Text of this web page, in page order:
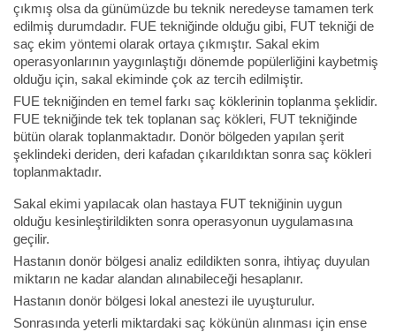
çıkmış olsa da günümüzde bu teknik neredeyse tamamen terk
edilmiş durumdadır. FUE tekniğinde olduğu gibi, FUT tekniği de
saç ekim yöntemi olarak ortaya çıkmıştır. Sakal ekim
operasyonlarının yaygınlaştığı dönemde popülerliğini kaybetmiş
olduğu için, sakal ekiminde çok az tercih edilmiştir.
FUE tekniğinden en temel farkı saç köklerinin toplanma şeklidir.
FUE tekniğinde tek tek toplanan saç kökleri, FUT tekniğinde
bütün olarak toplanmaktadır. Donör bölgeden yapılan şerit
şeklindeki deriden, deri kafadan çıkarıldıktan sonra saç kökleri
toplanmaktadır.
Sakal ekimi yapılacak olan hastaya FUT tekniğinin uygun
olduğu kesinleştirildikten sonra operasyonun uygulamasına
geçilir.
Hastanın donör bölgesi analiz edildikten sonra, ihtiyaç duyulan
miktarın ne kadar alandan alınabileceği hesaplanır.
Hastanın donör bölgesi lokal anestezi ile uyuşturulur.
Sonrasında yeterli miktardaki saç kökünün alınması için ense